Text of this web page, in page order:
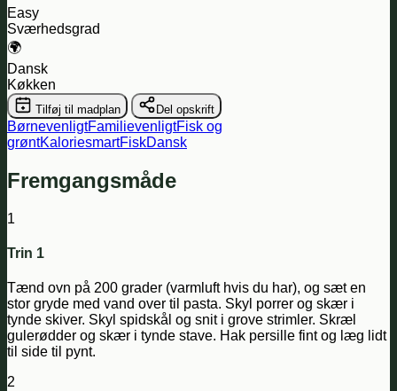
Easy
Sværhedsgrad
🌍
Dansk
Køkken
Tilføj til madplan Del opskrift
BørnevenligtFamilievenligtFisk og
grøntKaloriesmartFiskDansk
Fremgangsmåde
1
Trin 1
Tænd ovn på 200 grader (varmluft hvis du har), og sæt en
stor gryde med vand over til pasta. Skyl porrer og skær i
tynde skiver. Skyl spidskål og snit i grove strimler. Skræl
gulerødder og skær i tynde stave. Hak persille fint og læg lidt
til side til pynt.
2